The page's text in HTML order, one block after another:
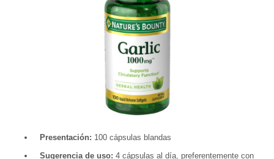
Presentación: 100 cápsulas blandas
Sugerencia de uso: 4 cápsulas al día, preferentemente con